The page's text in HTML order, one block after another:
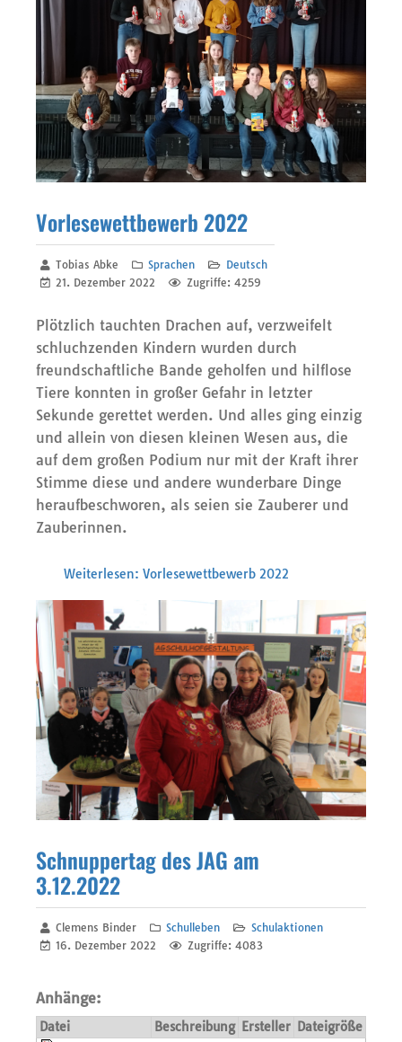
Vorlesewettbewerb 2022
Tobias Abke Sprachen
Deutsch
21. Dezember 2022
Zugriffe: 4259
Plötzlich tauchten Drachen auf, verzweifelt
schluchzenden Kindern wurden durch
freundschaftliche Bande geholfen und hilflose
Tiere konnten in großer Gefahr in letzter
Sekunde gerettet werden. Und alles ging einzig
und allein von diesen kleinen Wesen aus, die
auf dem großen Podium nur mit der Kraft ihrer
Stimme diese und andere wunderbare Dinge
heraufbeschworen, als seien sie Zauberer und
Zauberinnen.
Weiterlesen: Vorlesewettbewerb 2022
Schnuppertag des JAG am
3.12.2022
Clemens Binder Schulleben
Schulaktionen
16. Dezember 2022
Zugriffe: 4083
Anhänge:
Datei Beschreibung Ersteller Dateigröße